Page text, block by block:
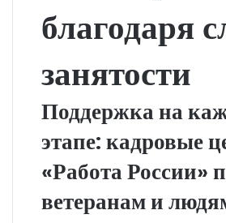
благодаря
занятости
Поддержка на
этапе: кадровые
«Работа России»
ветеранам и